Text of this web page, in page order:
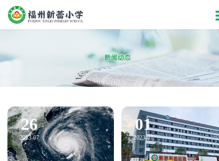
26
2023-07
01
2023-07